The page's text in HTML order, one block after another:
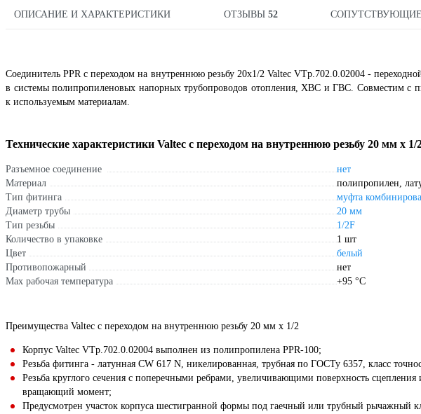
ОПИСАНИЕ И ХАРАКТЕРИСТИКИ ОТЗЫВЫ 52
Соединитель PPR с переходом на внутреннюю резьбу 20х1/2 Valtec VTp.702.0.02004 -
в системы полипропиленовых напорных трубопроводов отопления, ХВС и ГВС. Совместим с
к используемым материалам.
Технические характеристики Valtec с переходом на внутреннюю резьбу 20 мм х 1/
Разъемное соединение
нет
Материал
полипропилен,
Тип фитинга
муфта
Диаметр трубы
20 мм
Тип резьбы
1/2F
Количество в упаковке
1 шт
Цвет
белый
Противопожарный
нет
Max рабочая температура
+95 °С
Преимущества Valtec с переходом на внутреннюю резьбу 20 мм х 1/2
Корпус Valtec VTp.702.0.02004 выполнен из полипропилена PPR-100;
Резьба фитинга - латунная CW 617 N, никелированная, трубная по ГОСТу 6357, класс
Резьба круглого сечения с поперечными ребрами, увеличивающими поверхность
вращающий момент;
Предусмотрен участок корпуса шестигранной формы под гаечный или трубный рычажный